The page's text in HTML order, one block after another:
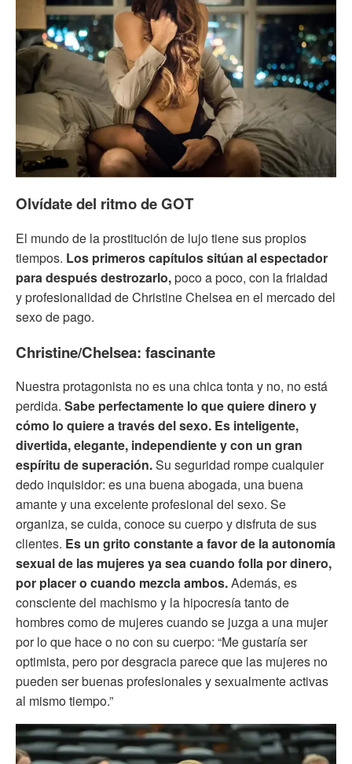
Olvídate del ritmo de GOT
El mundo de la prostitución de lujo tiene sus propios
tiempos. Los primeros capítulos sitúan al espectador
para después destrozarlo,poco a poco, con la frialdad
y profesionalidad de Christine Chelsea en el mercado del
sexo de pago.
Christine/Chelsea: fascinante
Nuestra protagonista no es una chica tonta y no, no está
perdida. Sabe perfectamente lo que quiere dinero y
cómo lo quiere a través del sexo. Es inteligente,
divertida, elegante, independiente y con un gran
espíritu de superación.Su seguridad rompe cualquier
dedo inquisidor: es una buena abogada, una buena
amante y una excelente profesional del sexo. Se
organiza, se cuida, conoce su cuerpo y disfruta de sus
clientes. Es un grito constante a favor de la autonomía
sexual de las mujeres ya sea cuando folla por dinero,
por placer o cuando mezcla ambos.Además, es
consciente del machismo y la hipocresía tanto de
hombres como de mujeres cuando se juzga a una mujer
por lo que hace o no con su cuerpo: “Me gustaría ser
optimista, pero por desgracia parece que las mujeres no
pueden ser buenas profesionales y sexualmente activas
al mismo tiempo.”